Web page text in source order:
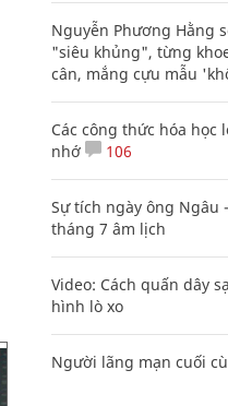
Nguyễn Phương Hằng
"siêu khủng", từng
cân, mắng cựu mẫu
Các công thức hóa học
nhớ
106
Sự tích ngày ông Ngâu
tháng 7 âm lịch
Video: Cách quấn dây
hình lò xo
Người lãng mạn cuối